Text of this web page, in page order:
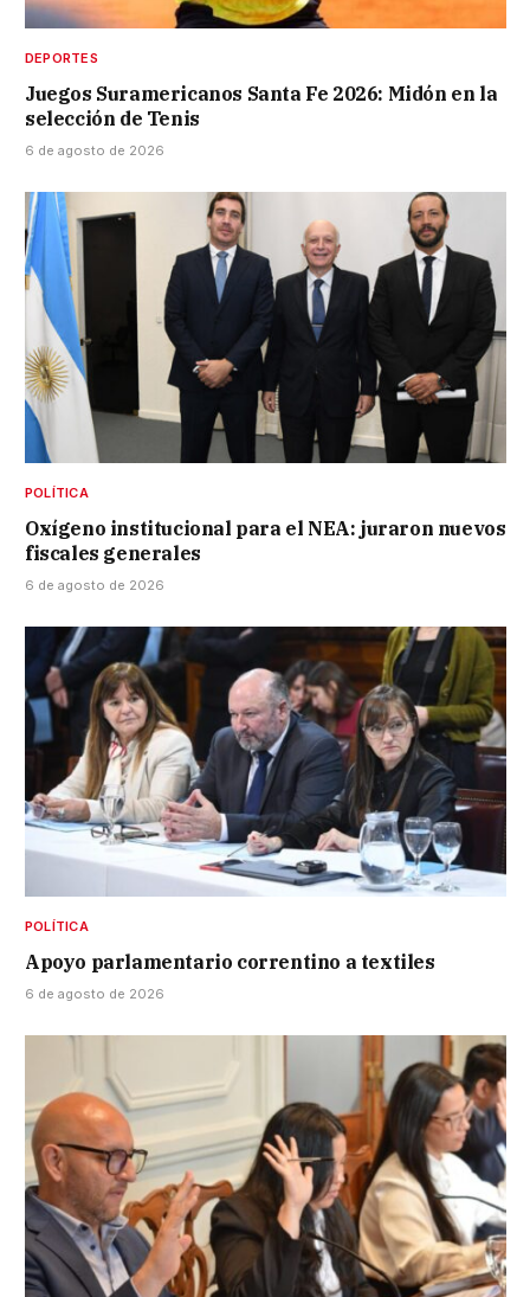
DEPORTES
Juegos Suramericanos Santa Fe 2026: Midón en la
selección de Tenis
6 de agosto de 2026
POLÍTICA
Oxígeno institucional para el NEA: juraron nuevos
fiscales generales
6 de agosto de 2026
POLÍTICA
Apoyo parlamentario correntino a textiles
6 de agosto de 2026